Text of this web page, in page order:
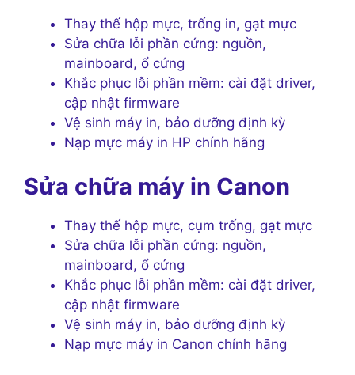
Thay thế hộp mực, trống in, gạt mực
Sửa chữa lỗi phần cứng: nguồn,
mainboard, ổ cứng
Khắc phục lỗi phần mềm: cài đặt driver,
cập nhật firmware
Vệ sinh máy in, bảo dưỡng định kỳ
Nạp mực máy in HP chính hãng
Sửa chữa máy in Canon
Thay thế hộp mực, cụm trống, gạt mực
Sửa chữa lỗi phần cứng: nguồn,
mainboard, ổ cứng
Khắc phục lỗi phần mềm: cài đặt driver,
cập nhật firmware
Vệ sinh máy in, bảo dưỡng định kỳ
Nạp mực máy in Canon chính hãng